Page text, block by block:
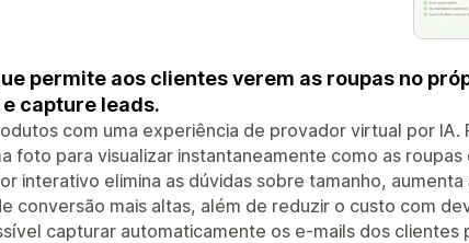
permite aos clientes verem as roupas no
capture leads.
com uma experiência de provador virtual por IA.
foto para visualizar instantaneamente como as roupas
interativo elimina as dúvidas sobre tamanho, aumenta
conversão mais altas, além de reduzir o custo com
capturar automaticamente os e-mails dos clientes